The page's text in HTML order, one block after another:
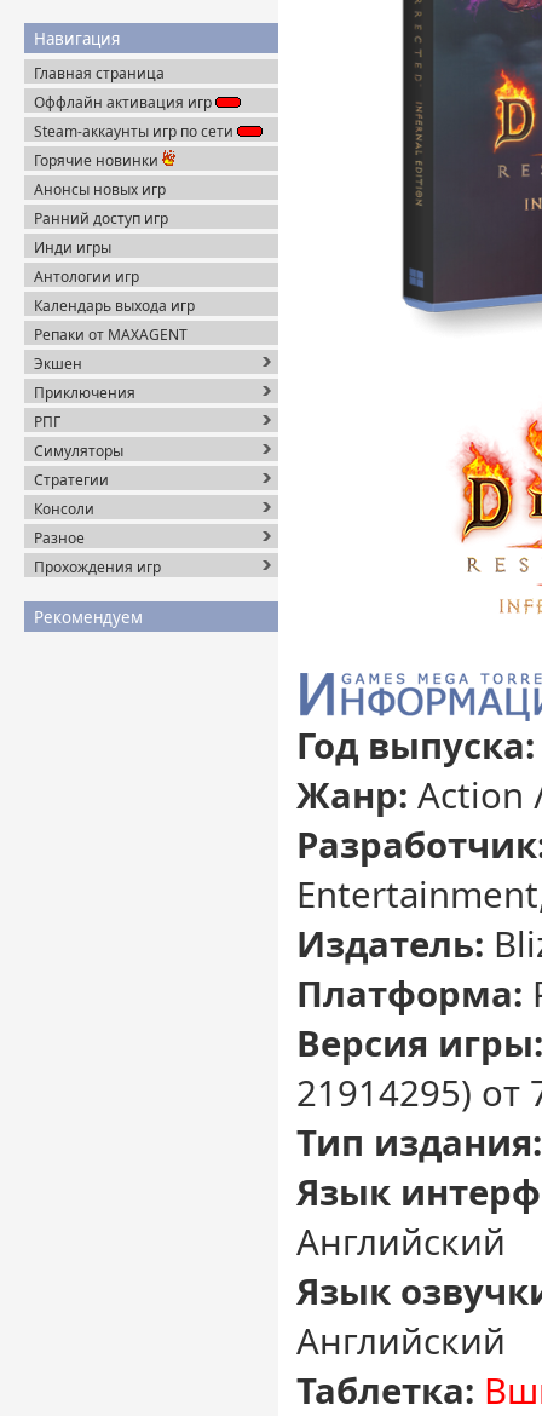
Навигация
Главная страница
Оффлайн активация игр
Steam-аккаунты игр по сети
Горячие новинки
Анонсы новых игр
Ранний доступ игр
Инди игры
Антологии игр
Календарь выхода игр
Репаки от MAXAGENT
Экшен
Приключения
РПГ
Симуляторы
Стратегии
Консоли
Разное
Прохождения игр
Рекомендуем
Год выпуска:
Жанр: Action
Издатель:
Платформа:
Версия игры:
21914295) от
Тип издания:
Язык
Английский
Язык
Английский
Таблетка: